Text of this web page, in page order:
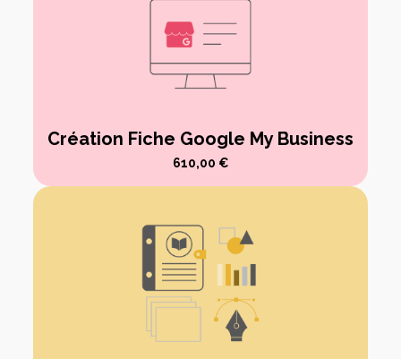
Création Fiche Google My Business
610,00 €